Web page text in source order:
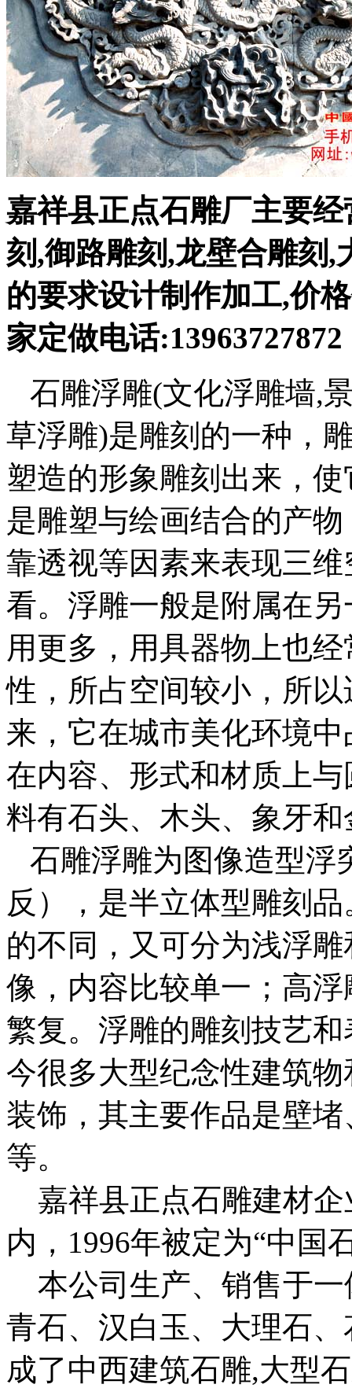
嘉祥县正点石雕厂主要
刻,御路雕刻,龙壁合雕刻,
的要求设计制作加工,价
家定做电话:13963727872
石雕浮雕(文化浮雕墙,
草浮雕)是雕刻的一种，
塑造的形象雕刻出来，
是雕塑与绘画结合的产
靠透视等因素来表现三
看。浮雕一般是附属在
用更多，用具器物上也
性，所占空间较小，所
来，它在城市美化环境
在内容、形式和材质上
料有石头、木头、象牙
石雕浮雕为图像造型浮
反），是半立体型雕刻
的不同，又可分为浅浮
像，内容比较单一；高
繁复。浮雕的雕刻技艺
今很多大型纪念性建筑
装饰，其主要作品是壁
等。
嘉祥县正点石雕建材企
内，1996年被定为“中国
本公司生产、销售于一
青石、汉白玉、大理石
成了中西建筑石雕,大型